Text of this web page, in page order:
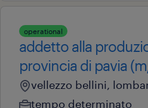
operational
addetto alla
provincia di pavia
vellezzo bellini,
tempo determinato